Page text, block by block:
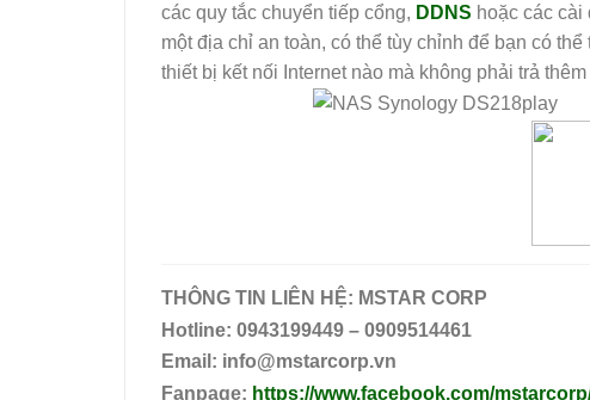
các quy tắc chuyển tiếp cổng, DDNS hoặc các cài
một địa chỉ an toàn, có thể tùy chỉnh để bạn có
thiết bị kết nối Internet nào mà không phải trả thêm
THÔNG TIN LIÊN HỆ: MSTAR CORP
Hotline: 0943199449 – 0909514461
Email: info@mstarcorp.vn
Fanpage: https://www.facebook.com/